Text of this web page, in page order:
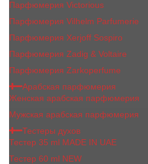
Парфюмерия Victorious
Парфюмерия Vilhelm Parfumerie
Парфюмерия Xerjoff Sospiro
Парфюмерия Zadig & Voltaire
Парфюмерия Zarkoperfume
Арабская парфюмерия
Женская арабская парфюмерия
Мужская арабская парфюмерия
Тестеры духов
Тестер 35 ml MADE IN UAE
Тестер 60 ml NEW